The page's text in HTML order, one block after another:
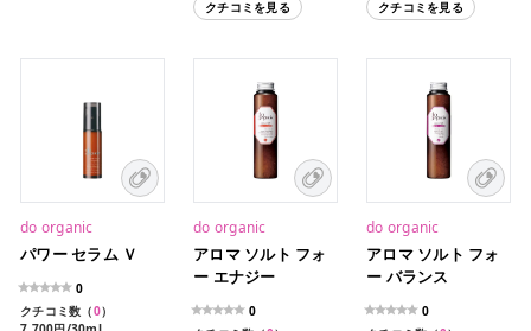
クチコミを見る
クチコミを見る
do organic
パワー セラム Ｖ
0
クチコミ数（0）
do organic
アロマ ソルト フォ
ー エナジー
0
do organic
アロマ ソルト フォ
ー バランス
0